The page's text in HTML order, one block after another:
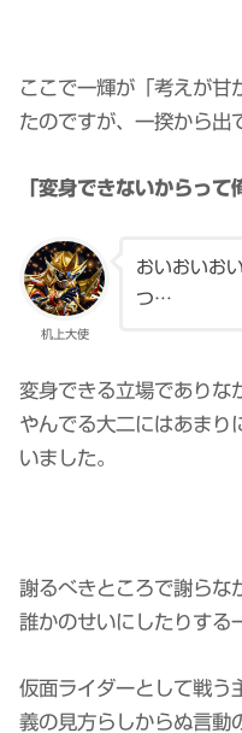
ここで一輝が「考えが甘
たのですが、一揆から
「変身できないからって
机上大使
おいおいお
つ…
変身できる立場でありな
やんでる大二にはあまり
いました。
謝るべきところで謝らな
誰かのせいにしたりする
仮面ライダーとして戦う
義の見方らしからぬ言動